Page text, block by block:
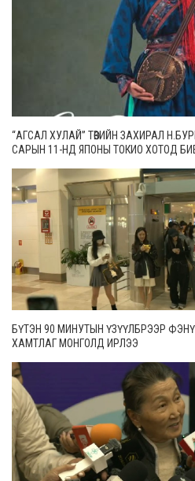
“АГСАЛ ХУЛАЙ” ТӨВИЙН ЗАХИРАЛ
САРЫН 11-НД ЯПОНЫ ТОКИО ХОТОД
БҮТЭН 90 МИНУТЫН ҮЗҮҮЛБРЭЭР
ХАМТЛАГ МОНГОЛД ИРЛЭЭ